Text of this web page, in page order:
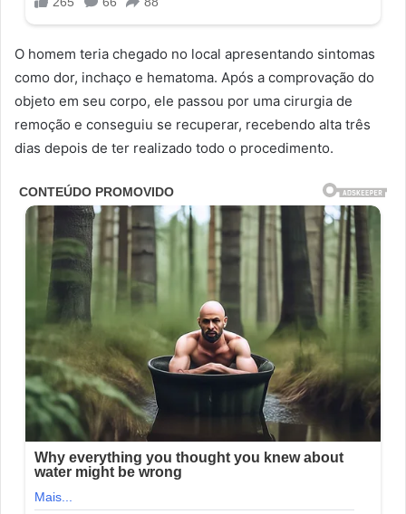
O homem teria chegado no local apresentando sintomas
como dor, inchaço e hematoma. Após a comprovação do
objeto em seu corpo, ele passou por uma cirurgia de
remoção e conseguiu se recuperar, recebendo alta três
dias depois de ter realizado todo o procedimento.